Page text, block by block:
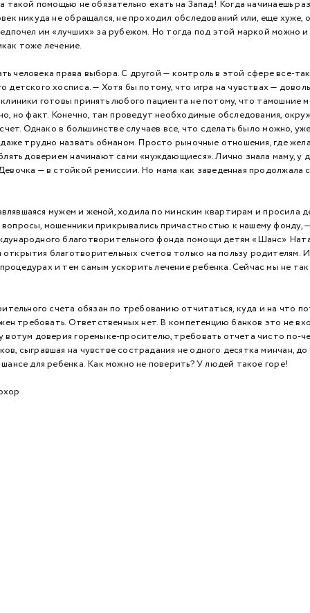
такой помощью не обязательно ехать на Запад! Когда начинаешь
никуда не обращался, не проходил обследований или, еще
им «лучших» за рубежом. Но тогда под этой маркой можно
тоже лечение.
человека права выбора. С другой — контроль в этой сфере все-
детского хосписа. — Хотя бы потому, что игра на чувствах —
готовы принять любого пациента не потому, что тамошние
но факт. Конечно, там проведут необходимые обследования,
Однако в большинстве случаев все, что сделать было можно,
трудно назвать обманом. Просто рыночные отношения, где
доверием начинают сами «нуждающиеся». Лично знала маму, у
— в стойкой ремиссии. Но мама как заведенная продолжала
мужем и женой, ходила по минским квартирам и просила
мошенники прикрывались причастностью к нашему фонду,
благотворительного фонда помощи детям «Шанс»
благотворительных счетов только на пользу родителям.
и тем самым ускорить лечение ребенка. Сейчас мы не
счета обязан по требованию отчитаться, куда и на что
требовать. Ответственных нет. В компетенцию банков это не
вотум доверия горемыке-просителю, требовать отчета чисто по-
сыгравшая на чувстве сострадания не одного десятка минчан,
для ребенка. Как можно не поверить? У людей такое горе!
Мохор